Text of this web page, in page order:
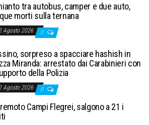
tra autobus, camper e due auto,
morti sulla ternana
Agosto 2026 0
sorpreso a spacciare hashish in
Miranda: arrestato dai Carabinieri con
della Polizia
Agosto 2026 0
Campi Flegrei, salgono a 21 i